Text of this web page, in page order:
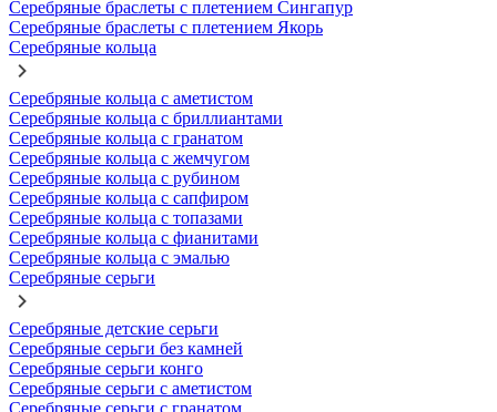
Серебряные браслеты с плетением Сингапур
Серебряные браслеты с плетением Якорь
Серебряные кольца
Серебряные кольца с аметистом
Серебряные кольца с бриллиантами
Серебряные кольца с гранатом
Серебряные кольца с жемчугом
Серебряные кольца с рубином
Серебряные кольца с сапфиром
Серебряные кольца с топазами
Серебряные кольца с фианитами
Серебряные кольца с эмалью
Серебряные серьги
Серебряные детские серьги
Серебряные серьги без камней
Серебряные серьги конго
Серебряные серьги с аметистом
Серебряные серьги с гранатом